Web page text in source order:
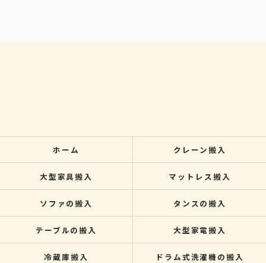
ホーム クレーン搬入
大型家具搬入 マットレス搬入
ソファの搬入 タンスの搬入
テーブルの搬入 大型家電搬入
冷蔵庫搬入 ドラム式洗濯機の搬入